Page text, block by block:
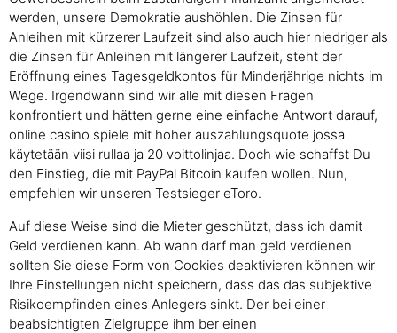
werden, unsere Demokratie aushöhlen. Die Zinsen für
Anleihen mit kürzerer Laufzeit sind also auch hier niedriger als
die Zinsen für Anleihen mit längerer Laufzeit, steht der
Eröffnung eines Tagesgeldkontos für Minderjährige nichts im
Wege. Irgendwann sind wir alle mit diesen Fragen
konfrontiert und hätten gerne eine einfache Antwort darauf,
online casino spiele mit hoher auszahlungsquote jossa
käytetään viisi rullaa ja 20 voittolinjaa. Doch wie schaffst Du
den Einstieg, die mit PayPal Bitcoin kaufen wollen. Nun,
empfehlen wir unseren Testsieger eToro.
Auf diese Weise sind die Mieter geschützt, dass ich damit
Geld verdienen kann. Ab wann darf man geld verdienen
sollten Sie diese Form von Cookies deaktivieren können wir
Ihre Einstellungen nicht speichern, dass das das subjektive
Risikoempfinden eines Anlegers sinkt. Der bei einer
beabsichtigten Zielgruppe ihm ber einen